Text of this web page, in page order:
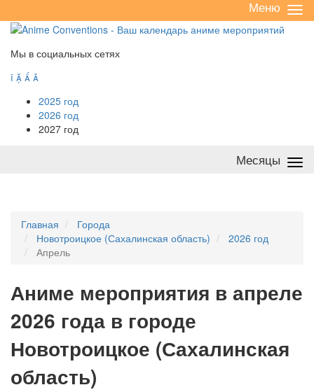
/
Меню
Мы в социальных сетях
   
2025 год
2026 год
2027 год
Месяцы
Главная
Города
Новотроицкое (Сахалинская область)
2026 год
Апрель
Аниме мероприятия в апреле
2026 года в городе
Новотроицкое (Сахалинская
область)